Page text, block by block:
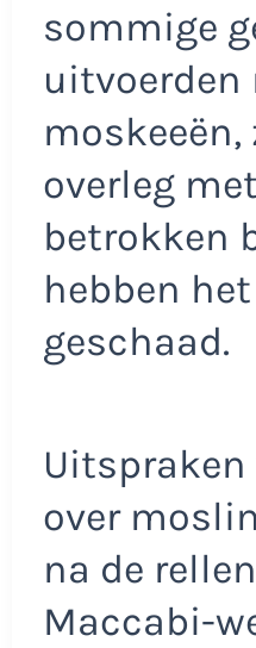
sommige
uitvoerden
moskeeën,
overleg
betrokken
hebben
geschaad.
over
na de
Maccabi-